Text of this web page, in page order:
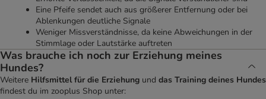
Eine Pfeife sendet auch aus größerer Entfernung oder bei
Ablenkungen deutliche Signale
Weniger Missverständnisse, da keine Abweichungen in der
Stimmlage oder Lautstärke auftreten
Was brauche ich noch zur Erziehung meines
Hundes?
Weitere Hilfsmittel für die Erziehung und das Training deines Hundes
findest du im zooplus Shop unter: